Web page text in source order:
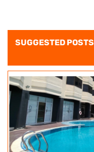
SUGGESTED POSTS